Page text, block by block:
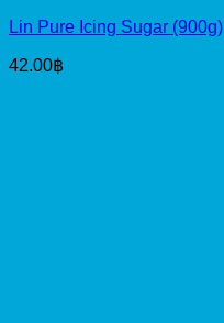
Lin Pure Icing Sugar (900g)
42.00฿